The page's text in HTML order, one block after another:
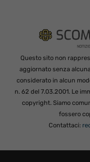
Questo sito non
aggiornato senza
considerato in alcun
n. 62 del 7.03.2001. Le
copyright. Siamo
fossero
Contattaci: